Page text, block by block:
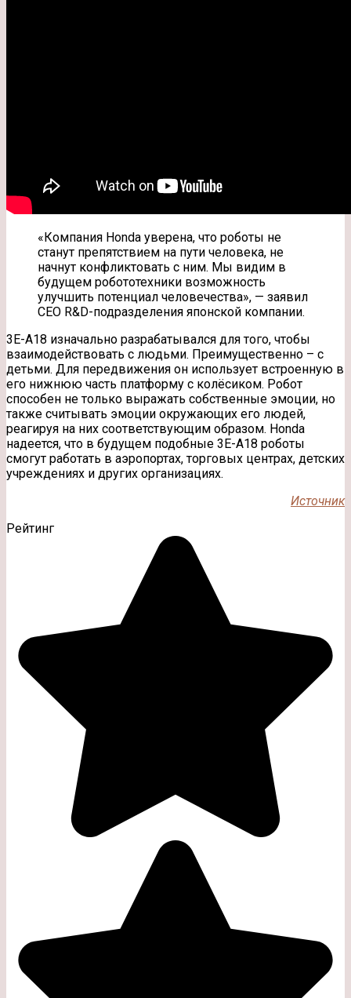
«Компания Honda уверена, что роботы не
станут препятствием на пути человека, не
начнут конфликтовать с ним. Мы видим в
будущем робототехники возможность
улучшить потенциал человечества», — заявил
CEO R&D-подразделения японской компании.
3E-A18 изначально разрабатывался для того, чтобы
взаимодействовать с людьми. Преимущественно – с
детьми. Для передвижения он использует встроенную в
его нижнюю часть платформу с колёсиком. Робот
способен не только выражать собственные эмоции, но
также считывать эмоции окружающих его людей,
реагируя на них соответствующим образом. Honda
надеется, что в будущем подобные 3E-A18 роботы
смогут работать в аэропортах, торговых центрах, детских
учреждениях и других организациях.
Источник
Рейтинг